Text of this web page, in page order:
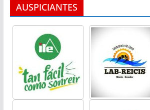
AUSPICIANTES